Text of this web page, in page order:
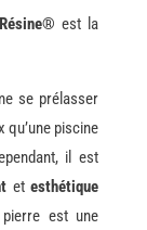
est la
se prélasser
qu’une piscine
il est
etesthétique
est une